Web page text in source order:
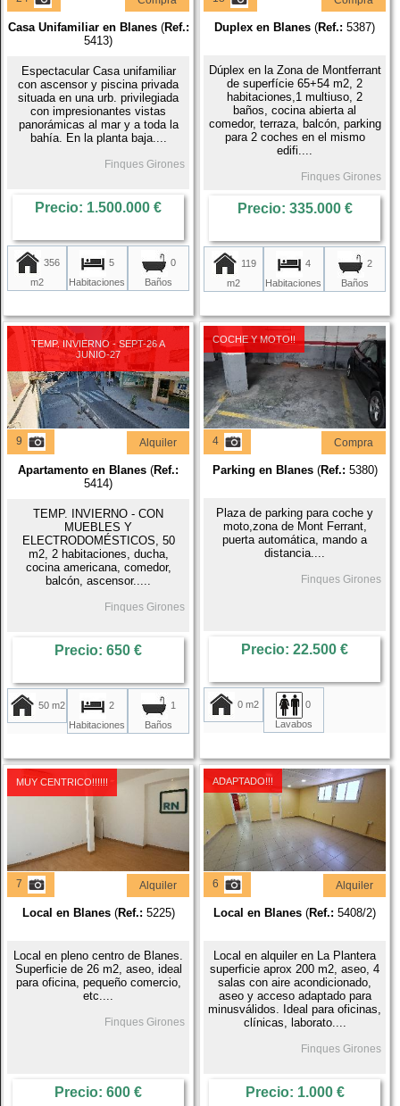
Casa Unifamiliar en Blanes(Ref.:
5413)
Espectacular Casa unifamiliar
con ascensor y piscina privada
situada en una urb. privilegiada
con impresionantes vistas
panorámicas al mar y a toda la
bahía. En la planta baja....
Finques Girones
Precio: 1.500.000 €
356
m2
5
Habitaciones
0
Baños
Duplex en Blanes (Ref.: 5387)
Dúplex en la Zona de Montferrant
de superfície 65+54 m2, 2
habitaciones,1 multiuso, 2
baños, cocina abierta al
comedor, terraza, balcón, parking
para 2 coches en el mismo
edifi....
Finques Girones
Precio: 335.000 €
119
m2
4
Habitaciones
2
Baños
TEMP. INVIERNO - SEPT-26 A
JUNIO-27
9 Alquiler
Apartamento en Blanes (Ref.:
5414)
TEMP. INVIERNO - CON
MUEBLES Y
ELECTRODOMÉSTICOS, 50
m2, 2 habitaciones, ducha,
cocina americana, comedor,
balcón, ascensor.....
Finques Girones
Precio: 650 €
50 m2
2
Habitaciones
1
Baños
COCHE Y MOTO!!
4 Compra
Parking en Blanes(Ref.: 5380)
Plaza de parking para coche y
moto,zona de Mont Ferrant,
puerta automática, mando a
distancia....
Finques Girones
Precio: 22.500 €
0 m2
0
Lavabos
MUY CENTRICO!!!!!!
7 Alquiler
Local en Blanes(Ref.: 5225)
Local en pleno centro de Blanes.
Superficie de 26 m2, aseo, ideal
para oficina, pequeño comercio,
etc....
Finques Girones
Precio: 600 €
ADAPTADO!!!
6 Alquiler
Local en Blanes (Ref.: 5408/2)
Local en alquiler en La Plantera
superficie aprox 200 m2, aseo, 4
salas con aire acondicionado,
aseo y acceso adaptado para
minusválidos. Ideal para oficinas,
clínicas, laborato....
Finques Girones
Precio: 1.000 €